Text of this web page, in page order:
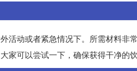
活动或者紧急情况下。所需材料非
家可以尝试一下，确保获得干净的饮